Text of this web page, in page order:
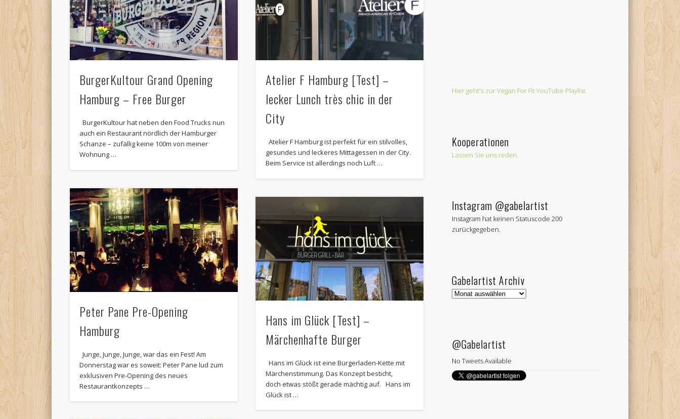
BurgerKultour Grand Opening
Hamburg – Free Burger
BurgerKultour hat neben den Food Trucks nun
auch ein Restaurant nördlich der Hamburger
Schanze – zufällig keine 100m von meiner
Wohnung …
Atelier F Hamburg [Test] –
lecker Lunch très chic in der
City
Atelier F Hamburg ist perfekt für ein stilvolles,
gesundes und leckeres Mittagessen in der City.
Beim Service ist allerdings noch Luft …
Peter Pane Pre-Opening
Hamburg
Junge, Junge, Junge, war das ein Fest! Am
Donnerstag war es soweit: Peter Pane lud zum
exklusiven Pre-Opening des neues
Restaurantkonzepts …
Hans im Glück [Test] –
Märchenhafte Burger
Hans im Glück ist eine Burgerladen-Kette mit
Märchenstimmung. Das Konzept besticht,
doch etwas stößt gerade mächtig auf. Hans im
Glück ist …
Hier geht's zur Vegan For Fit YouTube Playlist
Kooperationen
Lassen Sie uns reden
Instagram @gabelartist
Instagram hat keinen Statuscode 200
zurückgegeben.
Gabelartist Archiv
Gabelartist
@Gabelartist
No Tweets Available